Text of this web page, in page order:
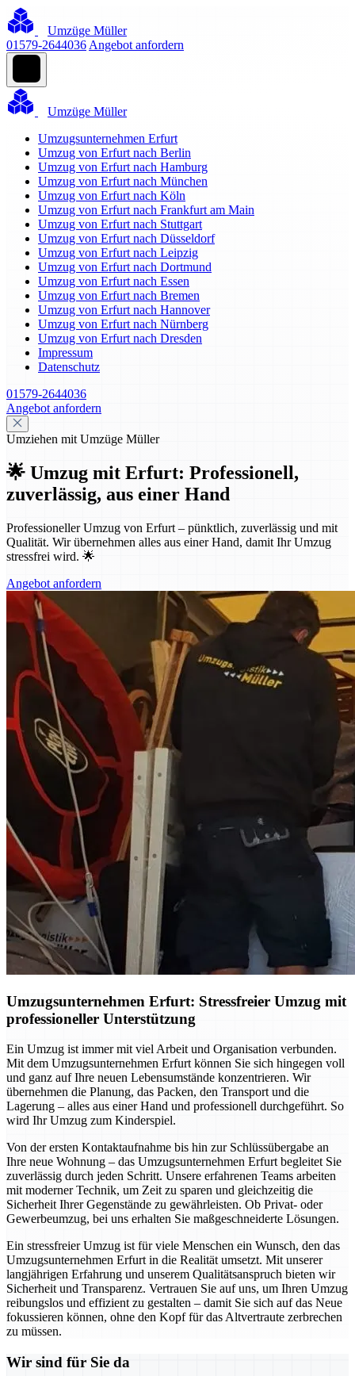
Umzüge Müller
01579-2644036 Angebot anfordern
Umzüge Müller
Umzugsunternehmen Erfurt
Umzug von Erfurt nach Berlin
Umzug von Erfurt nach Hamburg
Umzug von Erfurt nach München
Umzug von Erfurt nach Köln
Umzug von Erfurt nach Frankfurt am Main
Umzug von Erfurt nach Stuttgart
Umzug von Erfurt nach Düsseldorf
Umzug von Erfurt nach Leipzig
Umzug von Erfurt nach Dortmund
Umzug von Erfurt nach Essen
Umzug von Erfurt nach Bremen
Umzug von Erfurt nach Hannover
Umzug von Erfurt nach Nürnberg
Umzug von Erfurt nach Dresden
Impressum
Datenschutz
01579-2644036
Angebot anfordern
Umziehen mit Umzüge Müller
🌟 Umzug mit Erfurt: Professionell,
zuverlässig, aus einer Hand
Professioneller Umzug von Erfurt – pünktlich, zuverlässig und mit
Qualität. Wir übernehmen alles aus einer Hand, damit Ihr Umzug
stressfrei wird. 🌟
Angebot anfordern
Umzugsunternehmen Erfurt: Stressfreier Umzug mit
professioneller Unterstützung
Ein Umzug ist immer mit viel Arbeit und Organisation verbunden.
Mit dem Umzugsunternehmen Erfurt können Sie sich hingegen voll
und ganz auf Ihre neuen Lebensumstände konzentrieren. Wir
übernehmen die Planung, das Packen, den Transport und die
Lagerung – alles aus einer Hand und professionell durchgeführt. So
wird Ihr Umzug zum Kinderspiel.
Von der ersten Kontaktaufnahme bis hin zur Schlüssübergabe an
Ihre neue Wohnung – das Umzugsunternehmen Erfurt begleitet Sie
zuverlässig durch jeden Schritt. Unsere erfahrenen Teams arbeiten
mit moderner Technik, um Zeit zu sparen und gleichzeitig die
Sicherheit Ihrer Gegenstände zu gewährleisten. Ob Privat- oder
Gewerbeumzug, bei uns erhalten Sie maßgeschneiderte Lösungen.
Ein stressfreier Umzug ist für viele Menschen ein Wunsch, den das
Umzugsunternehmen Erfurt in die Realität umsetzt. Mit unserer
langjährigen Erfahrung und unserem Qualitätsanspruch bieten wir
Sicherheit und Transparenz. Vertrauen Sie auf uns, um Ihren Umzug
reibungslos und effizient zu gestalten – damit Sie sich auf das Neue
fokussieren können, ohne den Kopf für das Altvertraute zerbrechen
zu müssen.
Wir sind für Sie da